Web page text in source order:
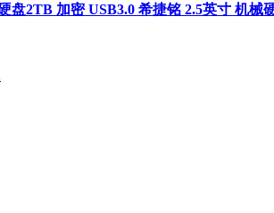
盘2TB 加密 USB3.0 希捷铭 2.5英寸 机